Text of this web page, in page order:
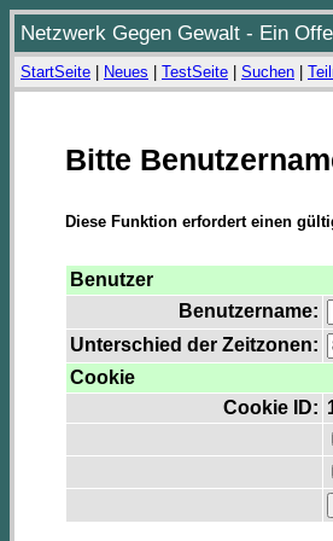
Netzwerk Gegen Gewalt - Ein
StartSeite Neues TestSeite Suchen
Bitte
Diese Funktion erfordert einen
Benutzer
Benutzername:
Unterschied der Zeitzonen:
Cookie
Cookie ID: